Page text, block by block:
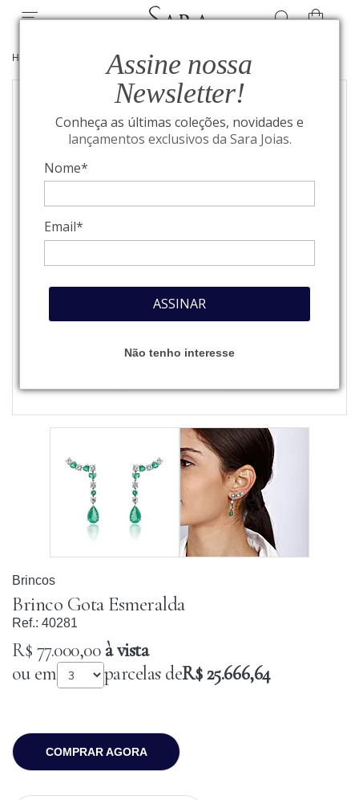
Assine nossa
Newsletter!
Conheça as últimas coleções, novidades e
lançamentos exclusivos da Sara Joias.
Nome*
Email*
ASSINAR
Não tenho interesse
HOME BRINCOS
Brincos
Brinco Gota Esmeralda
Ref.: 40281
R$ 77.000,00à vista
ou em
parcelas deR$ 25.666,64
COMPRAR AGORA